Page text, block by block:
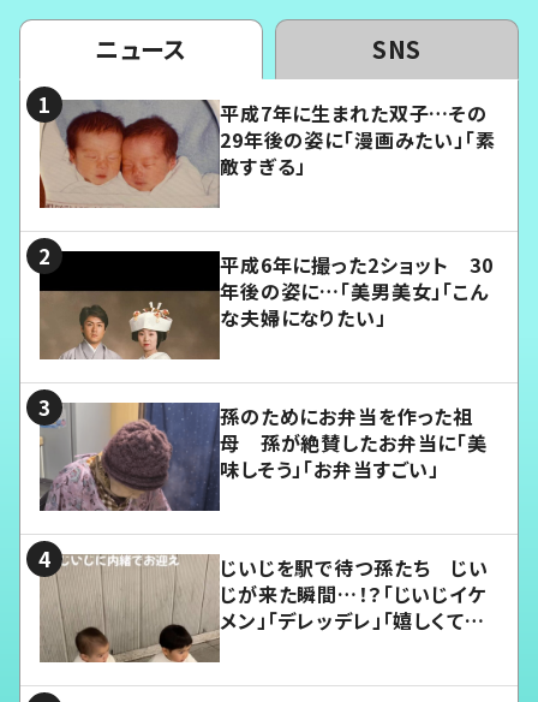
ニュース SNS
平成7年に生まれた双子…その
29年後の姿に「漫画みたい」「素
敵すぎる」
平成6年に撮った2ショット 30
年後の姿に…「美男美女」「こん
な夫婦になりたい」
孫のためにお弁当を作った祖
母 孫が絶賛したお弁当に「美
味しそう」「お弁当すごい」
じいじを駅で待つ孫たち じい
じが来た瞬間…！？「じいじイケ
メン」「デレッデレ」「嬉しくて可